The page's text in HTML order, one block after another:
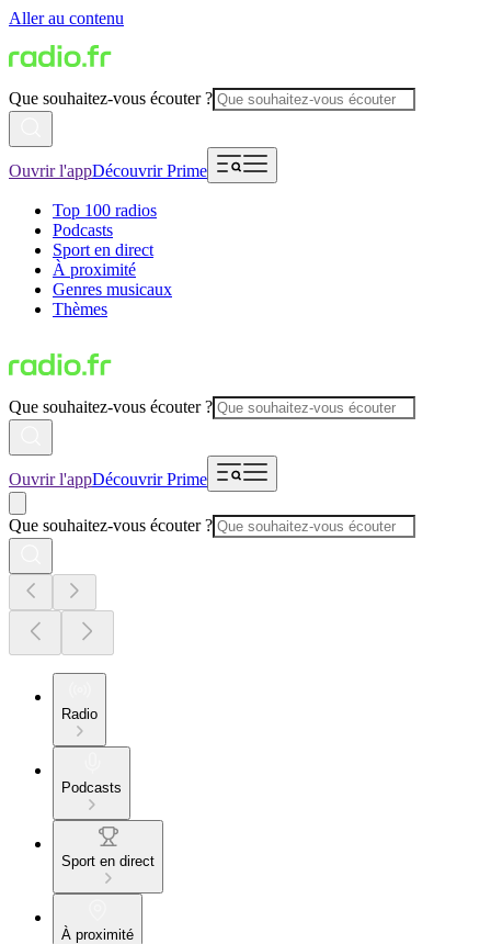
Aller au contenu
Que souhaitez-vous écouter ?
Ouvrir l'appDécouvrir Prime
Top 100 radios
Podcasts
Sport en direct
À proximité
Genres musicaux
Thèmes
Que souhaitez-vous écouter ?
Ouvrir l'appDécouvrir Prime
Que souhaitez-vous écouter ?
Radio
Podcasts
Sport en direct
À proximité